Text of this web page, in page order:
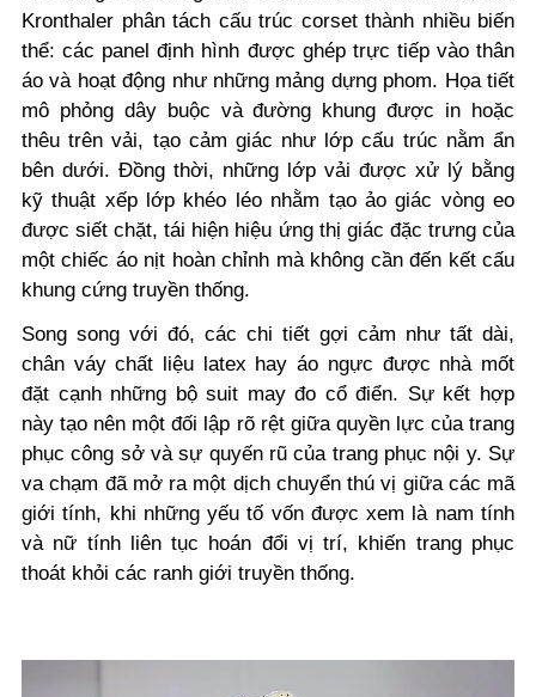
Kronthaler phân tách cấu trúc corset thành nhiều biến
thể: các panel định hình được ghép trực tiếp vào thân
áo và hoạt động như những mảng dựng phom. Họa tiết
mô phỏng dây buộc và đường khung được in hoặc
thêu trên vải, tạo cảm giác như lớp cấu trúc nằm ẩn
bên dưới. Đồng thời, những lớp vải được xử lý bằng
kỹ thuật xếp lớp khéo léo nhằm tạo ảo giác vòng eo
được siết chặt, tái hiện hiệu ứng thị giác đặc trưng của
một chiếc áo nịt hoàn chỉnh mà không cần đến kết cấu
khung cứng truyền thống.
Song song với đó, các chi tiết gợi cảm như tất dài,
chân váy chất liệu latex hay áo ngực được nhà mốt
đặt cạnh những bộ suit may đo cổ điển. Sự kết hợp
này tạo nên một đối lập rõ rệt giữa quyền lực của trang
phục công sở và sự quyến rũ của trang phục nội y. Sự
va chạm đã mở ra một dịch chuyển thú vị giữa các mã
giới tính, khi những yếu tố vốn được xem là nam tính
và nữ tính liên tục hoán đổi vị trí, khiến trang phục
thoát khỏi các ranh giới truyền thống.